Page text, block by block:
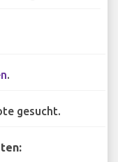
.
gesucht.